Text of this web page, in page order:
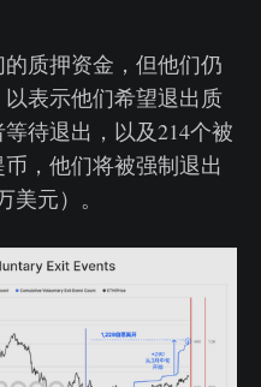
质押资金，但他们仍
表示他们希望退出质
待退出，以及214个被
，他们将被强制退出
美元）。